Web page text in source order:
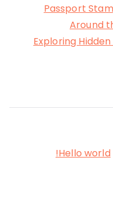
Passport
Around
Exploring
Hello world!